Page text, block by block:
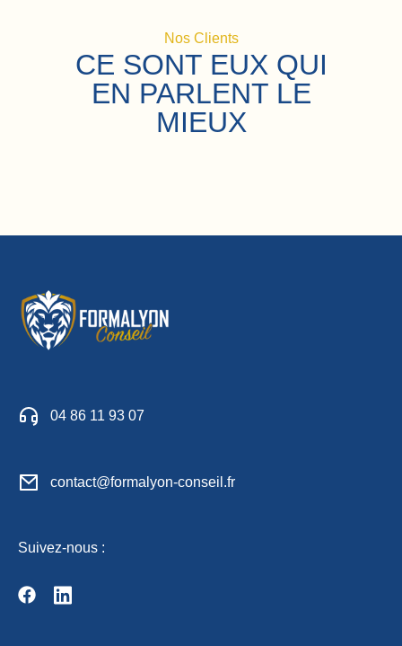
Nos Clients
CE SONT EUX QUI
EN PARLENT LE
MIEUX
04 86 11 93 07
contact@formalyon-conseil.fr
Suivez-nous :